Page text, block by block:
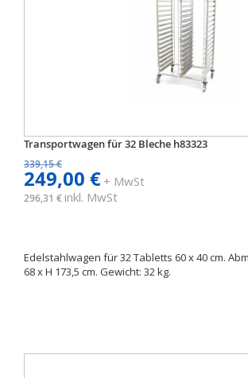
Transportwagen für 32 Bleche h83323
339,15 €
249,00 €+ MwSt
296,31 € inkl. MwSt
Edelstahlwagen für 32 Tabletts 60 x 40 cm.
68 x H 173,5 cm. Gewicht: 32 kg.